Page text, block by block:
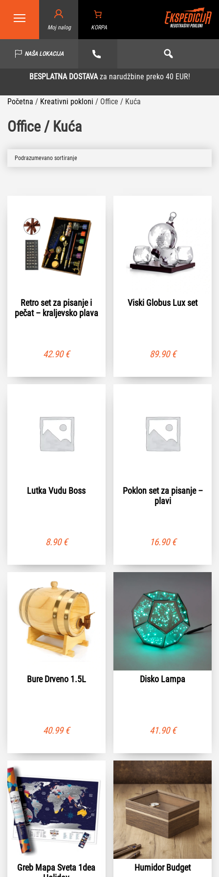
Moj nalog KORPA
NAŠA LOKACIJA
BESPLATNA DOSTAVAza narudžbine preko 40 EUR!
Početna / Kreativni pokloni / Office / Kuća
Office / Kuća
Retro set za pisanje i
pečat – kraljevsko plava
42.90€
Viski Globus Lux set
89.90€
Lutka Vudu Boss
8.90€
Poklon set za pisanje –
plavi
16.90€
Bure Drveno 1.5L
40.99€
Disko Lampa
41.90€
Greb Mapa Sveta 1dea
Humidor Budget